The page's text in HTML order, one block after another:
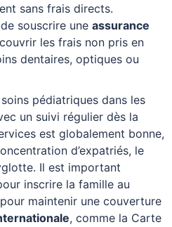
sans frais directs.
souscrire une assurance
les frais non pris en
dentaires, optiques ou
pédiatriques dans les
un suivi régulier dès la
est globalement bonne,
d’expatriés, le
Il est important
inscrire la famille au
maintenir une couverture
, comme la Carte